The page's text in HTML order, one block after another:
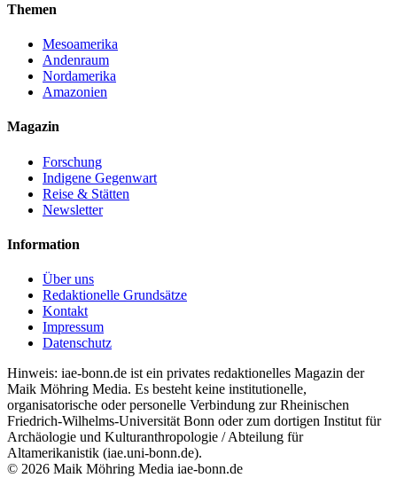
Themen
Mesoamerika
Andenraum
Nordamerika
Amazonien
Magazin
Forschung
Indigene Gegenwart
Reise & Stätten
Newsletter
Information
Über uns
Redaktionelle Grundsätze
Kontakt
Impressum
Datenschutz
Hinweis: iae-bonn.de ist ein privates redaktionelles Magazin der
Maik Möhring Media. Es besteht keine institutionelle,
organisatorische oder personelle Verbindung zur Rheinischen
Friedrich-Wilhelms-Universität Bonn oder zum dortigen Institut für
Archäologie und Kulturanthropologie / Abteilung für
Altamerikanistik (iae.uni-bonn.de).
© 2026 Maik Möhring Media iae-bonn.de